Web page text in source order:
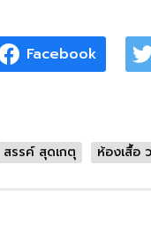
Facebook
สรรค์ สุดเกตุ ห้องเสื้อ